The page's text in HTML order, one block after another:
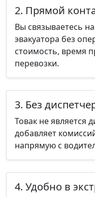
2. Прямой
Вы связываетесь
эвакуатора без
стоимость, время
перевозки.
3. Без
Товак не является
добавляет
напрямую с
4. Удобно в